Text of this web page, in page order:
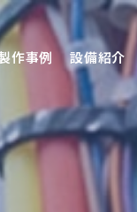
作事例 設備紹介